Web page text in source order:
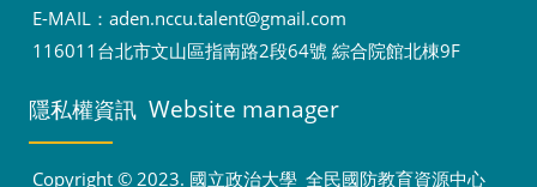
E-MAIL： aden.nccu.talent@gmail.com
116011台北市文山區指南路2段64號 綜合院館北棟9F
隱私權資訊 Website manager
Copyright © 2023. 國立政治大學_全民國防教育資源中心